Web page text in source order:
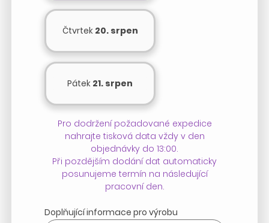
Čtvrtek 20. srpen
Pátek 21. srpen
Pro dodržení požadované expedice
nahrajte tisková data vždy v den
objednávky do 13:00.
Při pozdějším dodání dat automaticky
posunujeme termín na následující
pracovní den.
Doplňující informace pro výrobu